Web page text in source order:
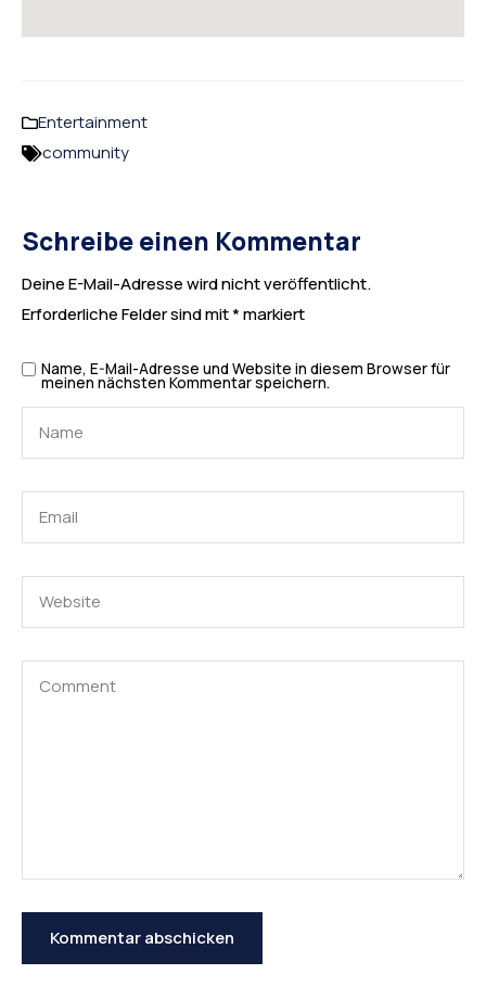
Entertainment
community
Schreibe einen Kommentar
Deine E-Mail-Adresse wird nicht veröffentlicht.
Erforderliche Felder sind mit*markiert
Name, E-Mail-Adresse und Website in diesem Browser für
meinen nächsten Kommentar speichern.